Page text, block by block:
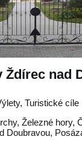
Ždírec nad
Turistické cíle
, Železné hory,
Doubravou,